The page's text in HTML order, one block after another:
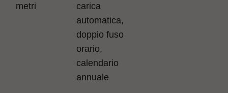
metri
carica
automatica,
doppio fuso
orario,
calendario
annuale